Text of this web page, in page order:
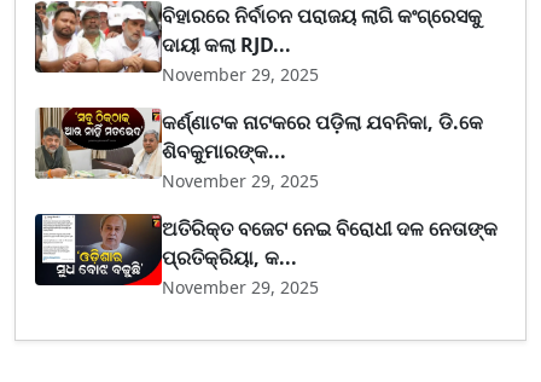
ବିହାରରେ ନିର୍ବାଚନ ପରାଜୟ ଲାଗି କଂଗ୍ରେସକୁ
ଦାୟୀ କଲା RJD...
November 29, 2025
କର୍ଣ୍ଣାଟକ ନାଟକରେ ପଡ଼ିଲା ଯବନିକା, ଡି.କେ
ଶିବକୁମାରଙ୍କ...
November 29, 2025
ଅତିରିକ୍ତ ବଜେଟ ନେଇ ବିରୋଧୀ ଦଳ ନେତାଙ୍କ
ପ୍ରତିକ୍ରିୟା, କ...
November 29, 2025